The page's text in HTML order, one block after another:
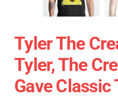
Tyler The
Tyler, The
Gave Classic